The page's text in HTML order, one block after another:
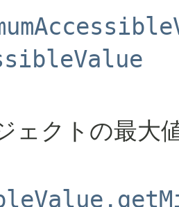
ェクトの最大